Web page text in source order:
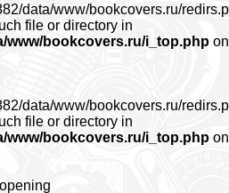
data/www/bookcovers.ru/
file or directory in
www/bookcovers.ru/i_top.php on
data/www/bookcovers.ru/
file or directory in
www/bookcovers.ru/i_top.php on